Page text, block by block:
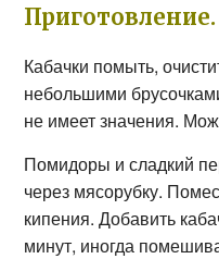
Приготовление.
Кабачки помыть,
небольшими
не имеет значения.
Помидоры и сладкий
через мясорубку.
кипения. Добавить
минут, иногда